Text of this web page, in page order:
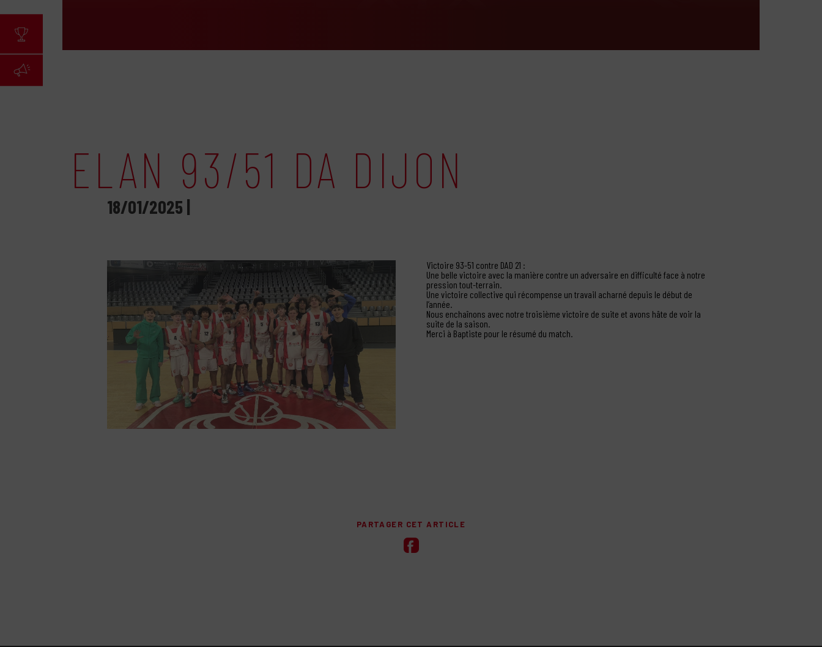
ELAN 93/51 DA DIJON
18/01/2025 |
Victoire 93-51 contre DAD 21 :
Une belle victoire avec la manière contre un adversaire en difficulté face à notre
pression tout-terrain.
Une victoire collective qui récompense un travail acharné depuis le début de
l’année.
Nous enchaînons avec notre troisième victoire de suite et avons hâte de voir la
suite de la saison.
Merci à Baptiste pour le résumé du match.
PARTAGER CET ARTICLE